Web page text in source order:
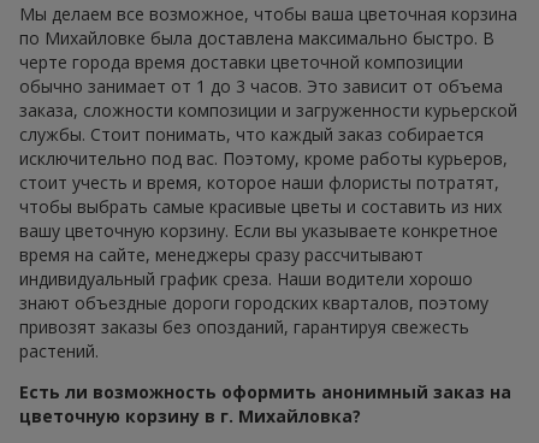
Мы делаем все возможное, чтобы ваша цветочная корзина
по Михайловке была доставлена максимально быстро. В
черте города время доставки цветочной композиции
обычно занимает от 1 до 3 часов. Это зависит от объема
заказа, сложности композиции и загруженности курьерской
службы. Стоит понимать, что каждый заказ собирается
исключительно под вас. Поэтому, кроме работы курьеров,
стоит учесть и время, которое наши флористы потратят,
чтобы выбрать самые красивые цветы и составить из них
вашу цветочную корзину. Если вы указываете конкретное
время на сайте, менеджеры сразу рассчитывают
индивидуальный график среза. Наши водители хорошо
знают объездные дороги городских кварталов, поэтому
привозят заказы без опозданий, гарантируя свежесть
растений.
Есть ли возможность оформить анонимный заказ на
цветочную корзину в г. Михайловка?